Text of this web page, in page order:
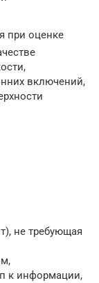
при оценке
включений,
не требующая
к информации,